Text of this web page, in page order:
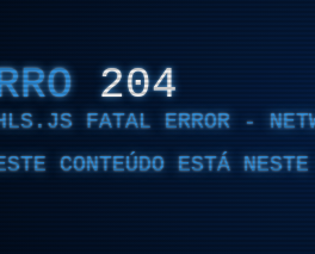
204
FATAL ERROR -
CONTEÚDO ESTÁ